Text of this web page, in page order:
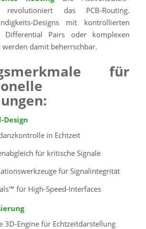
revolutioniert das PCB-Routing.
Designs mit kontrollierten
Differential Pairs oder komplexen
werden damit beherrschbar.
für
Design
in Echtzeit
für kritische Signale
für Signalintegrität
für High-Speed-Interfaces
3D-Engine für Echtzeitdarstellung